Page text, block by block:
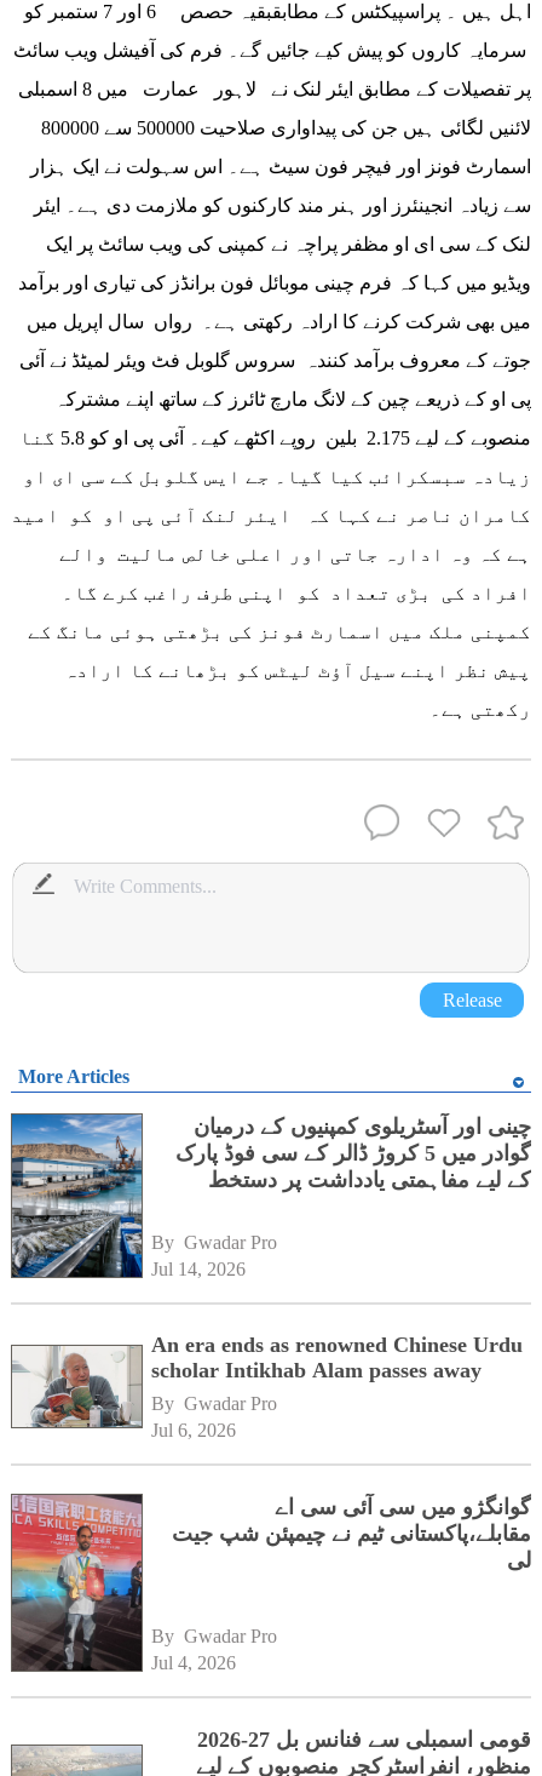
اہل ہیں ۔ پراسپیکٹس کے مطابقبقیہ حصص 6 اور 7 ستمبر کو
سرمایہ کاروں کو پیش کیے جائیں گے۔ فرم کی آفیشل ویب سائٹ
پر تفصیلات کے مطابق ایئر لنک نے لاہور عمارت میں 8 اسمبلی
لائنیں لگائی ہیں جن کی پیداواری صلاحیت 500000 سے 800000
اسمارٹ فونز اور فیچر فون سیٹ ہے۔ اس سہولت نے ایک ہزار
سے زیادہ انجینئرز اور ہنر مند کارکنوں کو ملازمت دی ہے۔ ایئر
لنک کے سی ای او مظفر پراچہ نے کمپنی کی ویب سائٹ پر ایک
ویڈیو میں کہا کہ فرم چینی موبائل فون برانڈز کی تیاری اور برآمد
میں بھی شرکت کرنے کا ارادہ رکھتی ہے۔ رواں سال اپریل میں
جوتے کے معروف برآمد کنندہ سروس گلوبل فٹ ویئر لمیٹڈ نے آئی
پی او کے ذریعے چین کے لانگ مارچ ٹائرز کے ساتھ اپنے مشترکہ
منصوبے کے لیے 2.175 بلین روپے اکٹھے کیے۔ آئی پی او کو 5.8 گنا
زیادہ سبسکرائب کیا گیا۔ جے ایس گلوبل کے سی ای او
کامران ناصر نے کہا کہ ایئر لنک آئی پی او کو امید
ہے کہ وہ ادارہ جاتی اور اعلی خالص مالیت والے
افراد کی بڑی تعداد کو اپنی طرف راغب کرے گا۔
کمپنی ملک میں اسمارٹ فونز کی بڑھتی ہوئی مانگ کے
پیش نظر اپنے سیل آؤٹ لیٹس کو بڑھانے کا ارادہ
رکھتی ہے۔
Release
More Articles
چینی اور آسٹریلوی کمپنیوں کے درمیان
گوادر میں 5 کروڑ ڈالر کے سی فوڈ پارک
کے لیے مفاہمتی یادداشت پر دستخط
By Gwadar Pro
Jul 14, 2026
An era ends as renowned Chinese Urdu
scholar Intikhab Alam passes away
By Gwadar Pro
Jul 6, 2026
گوانگژو میں سی آئی سی اے
مقابلے،پاکستانی ٹیم نے چیمپئن شپ جیت
لی
By Gwadar Pro
Jul 4, 2026
قومی اسمبلی سے فنانس بل 27-2026
منظور، انفراسٹرکچر منصوبوں کے لیے